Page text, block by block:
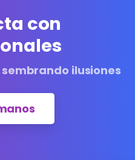
con
ilusiones